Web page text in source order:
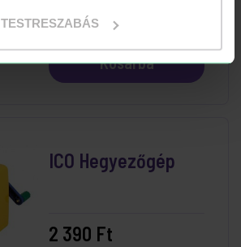
TESTRESZABÁS
2 599 Ft
Kosárba
ICO Hegyezőgép
2 390 Ft